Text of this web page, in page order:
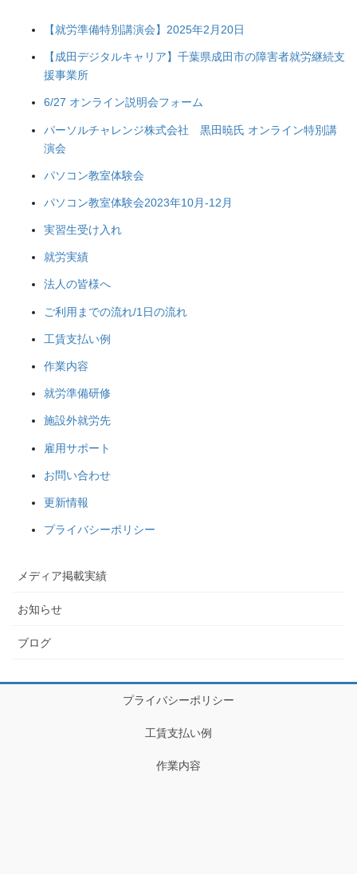
【就労準備特別講演会】2025年2月20日
【成田デジタルキャリア】千葉県成田市の障害者就労継続支
援事業所
6/27 オンライン説明会フォーム
パーソルチャレンジ株式会社 黒田暁氏 オンライン特別講
演会
パソコン教室体験会
パソコン教室体験会2023年10月-12月
実習生受け入れ
就労実績
法人の皆様へ
ご利用までの流れ/1日の流れ
工賃支払い例
作業内容
就労準備研修
施設外就労先
雇用サポート
お問い合わせ
更新情報
プライバシーポリシー
メディア掲載実績
お知らせ
ブログ
プライバシーポリシー
工賃支払い例
作業内容